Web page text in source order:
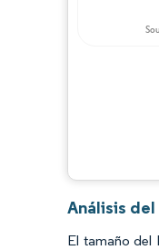
Análisis
El tamaño del